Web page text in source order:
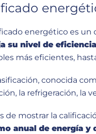
energético es
su nivel de eficiencia
más eficientes,
conocida
la refrigeración, la
de mostrar la
anual de energía y